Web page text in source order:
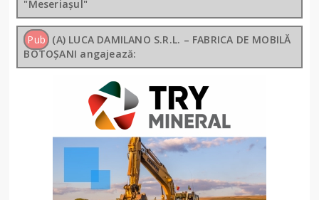
"Meseriașul"
Pub (A) LUCA DAMILANO S.R.L. – FABRICA DE MOBILĂ
BOTOȘANI angajează: